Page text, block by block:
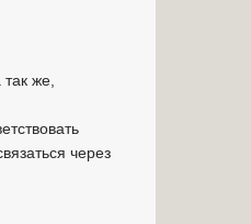
же,
через